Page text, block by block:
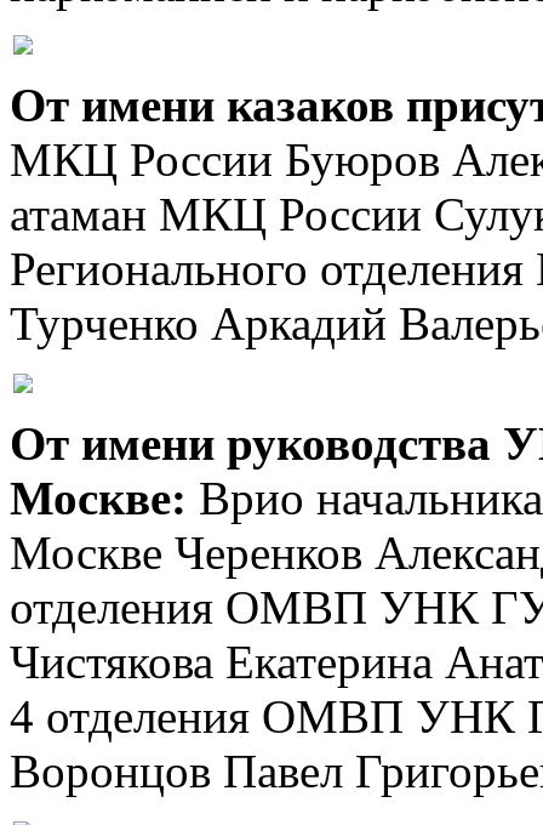
От имени казаков
МКЦ России Буюров
атаман МКЦ России
Регионального
Турченко Аркадий
От имени руководства
Москве: Врио
Москве Черенков
отделения ОМВП УНК
Чистякова Екатерина
4 отделения ОМВП УНК
Воронцов Павел